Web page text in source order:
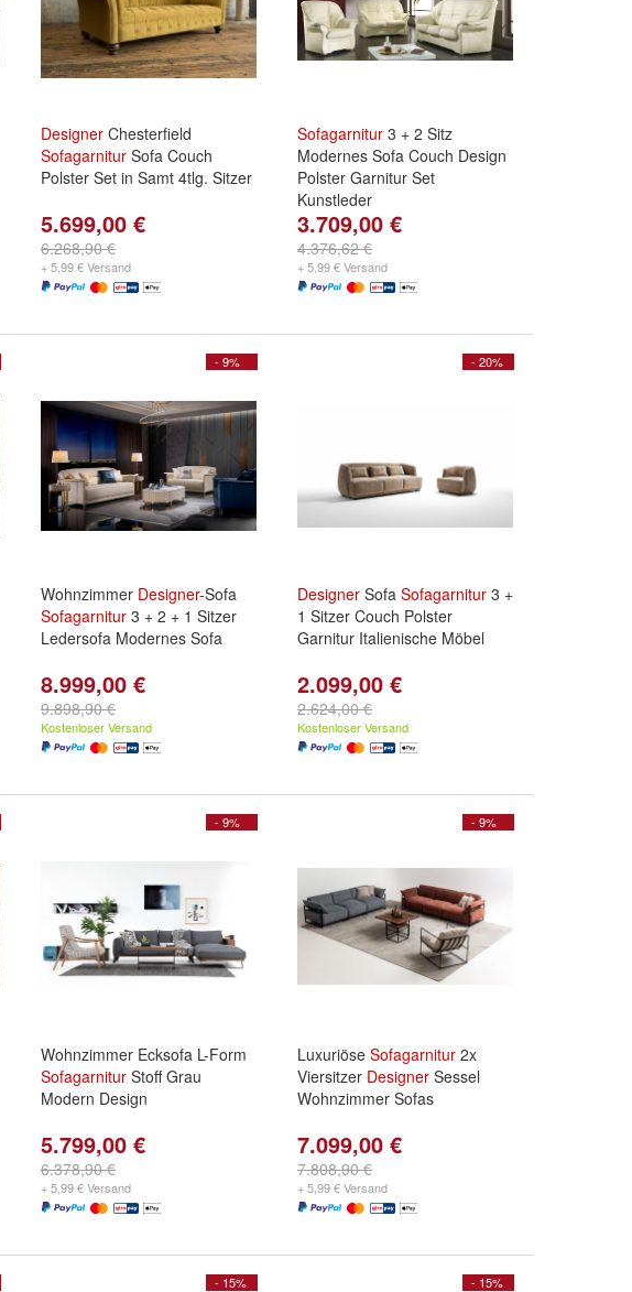
Designer Chesterfield
Sofagarnitur Sofa Couch
Polster Set in Samt 4tlg. Sitzer
5.699,00 €
6.268,90 €
+ 5,99 € Versand
Sofagarnitur 3 + 2 Sitz
Modernes Sofa Couch Design
Polster Garnitur Set
Kunstleder
3.709,00 €
4.376,62 €
+ 5,99 € Versand
- 9%
Wohnzimmer Designer-Sofa
Sofagarnitur 3 + 2 + 1 Sitzer
Ledersofa Modernes Sofa
8.999,00 €
9.898,90 €
Kostenloser Versand
- 20%
Designer Sofa Sofagarnitur 3 +
1 Sitzer Couch Polster
Garnitur Italienische Möbel
2.099,00 €
2.624,00 €
Kostenloser Versand
- 9%
Wohnzimmer Ecksofa L-Form
Sofagarnitur Stoff Grau
Modern Design
5.799,00 €
6.378,90 €
+ 5,99 € Versand
- 9%
Luxuriöse Sofagarnitur 2x
Viersitzer Designer Sessel
Wohnzimmer Sofas
7.099,00 €
7.808,90 €
+ 5,99 € Versand
- 15% - 15%